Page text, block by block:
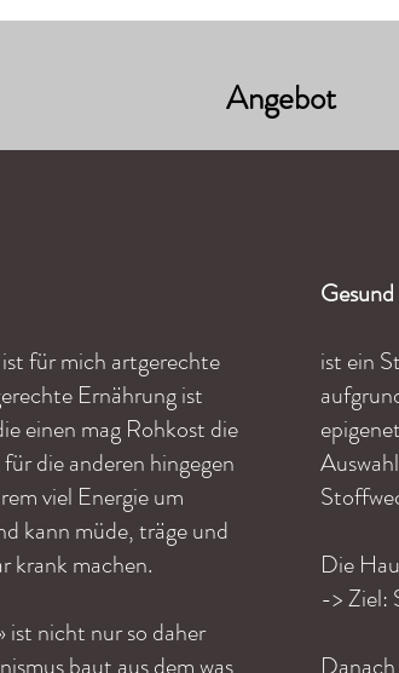
Angebot
für mich artgerechte
Ernährung ist
einen mag Rohkost die
die anderen hingegen
viel Energie um
kann müde, träge und
krank machen.
ist nicht nur so daher
ist ein
Die
-> Ziel: